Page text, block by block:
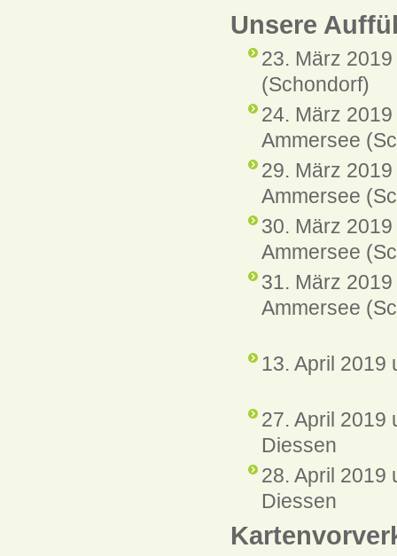
Unsere
23. März
(Schondorf)
24. März
Ammersee
29. März
Ammersee
30. März
Ammersee
31. März
Ammersee
13. April 2019
27. April 2019
Diessen
28. April 2019
Diessen